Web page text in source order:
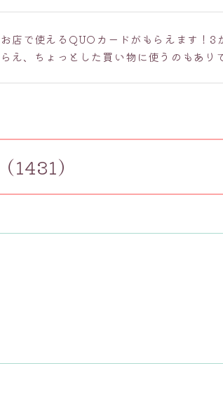
店で使えるQUOカードがもらえます！
え、ちょっとした買い物に使うのもあり
1431）